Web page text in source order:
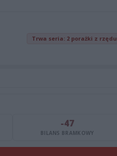
Trwa seria: 2 porażki z rzędu
-47
BILANS BRAMKOWY